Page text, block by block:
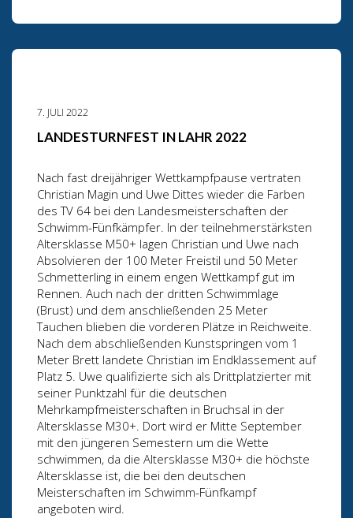
7. JULI 2022
LANDESTURNFEST IN LAHR 2022
Nach fast dreijähriger Wettkampfpause vertraten
Christian Magin und Uwe Dittes wieder die Farben
des TV 64 bei den Landesmeisterschaften der
Schwimm-Fünfkämpfer. In der teilnehmerstärksten
Altersklasse M50+ lagen Christian und Uwe nach
Absolvieren der 100 Meter Freistil und 50 Meter
Schmetterling in einem engen Wettkampf gut im
Rennen. Auch nach der dritten Schwimmlage
(Brust) und dem anschließenden 25 Meter
Tauchen blieben die vorderen Plätze in Reichweite.
Nach dem abschließenden Kunstspringen vom 1
Meter Brett landete Christian im Endklassement auf
Platz 5. Uwe qualifizierte sich als Drittplatzierter mit
seiner Punktzahl für die deutschen
Mehrkampfmeisterschaften in Bruchsal in der
Altersklasse M30+. Dort wird er Mitte September
mit den jüngeren Semestern um die Wette
schwimmen, da die Altersklasse M30+ die höchste
Altersklasse ist, die bei den deutschen
Meisterschaften im Schwimm-Fünfkampf
angeboten wird.